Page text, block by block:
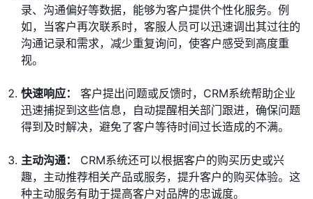
录、沟通偏好等数据，能够为客户提供个性化服务。例
如，当客户再次联系时，客服人员可以迅速调出其过往的
沟通记录和需求，减少重复询问，使客户感受到高度重
视。
快速响应：
客户提出问题或反馈时，CRM系统帮助企业
迅速捕捉到这些信息，自动提醒相关部门跟进，确保问题
得到及时解决，避免了客户等待时间过长造成的不满。
主动沟通：
CRM系统还可以根据客户的购买历史或兴
趣，主动推荐相关产品或服务，提升客户的购买体验。这
种主动服务有助于提高客户对品牌的忠诚度。